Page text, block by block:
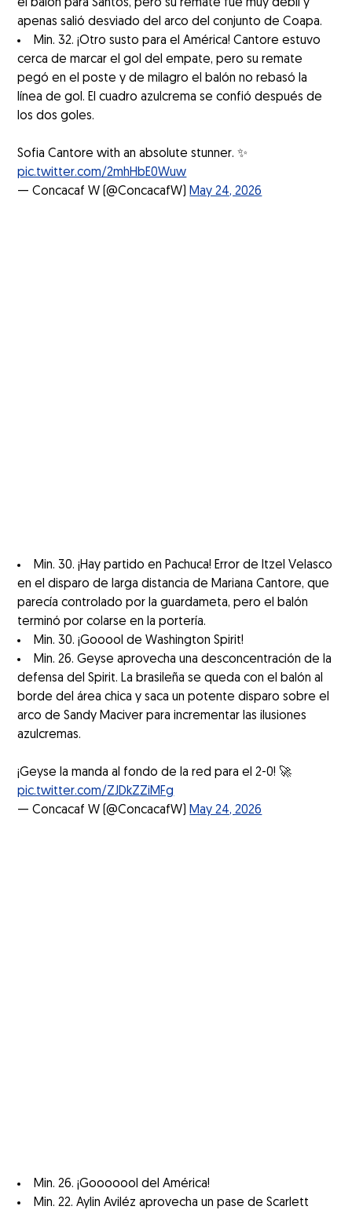
el balón para Santos, pero su remate fue muy débil y
apenas salió desviado del arco del conjunto de Coapa.
Min. 32. ¡Otro susto para el América! Cantore estuvo
cerca de marcar el gol del empate, pero su remate
pegó en el poste y de milagro el balón no rebasó la
línea de gol. El cuadro azulcrema se confió después de
los dos goles.
Sofia Cantore with an absolute stunner. ✨
pic.twitter.com/2mhHbE0Wuw
— Concacaf W (@ConcacafW) May 24, 2026
Min. 30. ¡Hay partido en Pachuca! Error de Itzel Velasco
en el disparo de larga distancia de Mariana Cantore, que
parecía controlado por la guardameta, pero el balón
terminó por colarse en la portería.
Min. 30. ¡Gooool de Washington Spirit!
Min. 26. Geyse aprovecha una desconcentración de la
defensa del Spirit. La brasileña se queda con el balón al
borde del área chica y saca un potente disparo sobre el
arco de Sandy Maciver para incrementar las ilusiones
azulcremas.
¡Geyse la manda al fondo de la red para el 2-0! 🚀
pic.twitter.com/ZJDkZZiMFg
— Concacaf W (@ConcacafW) May 24, 2026
Min. 26. ¡Gooooool del América!
Min. 22. Aylin Aviléz aprovecha un pase de Scarlett